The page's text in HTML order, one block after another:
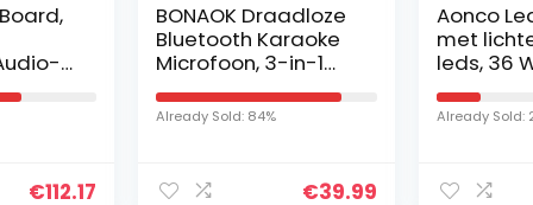
in-1
€39.99
Aonco Led-uv-lamp
met lichteffect, 12
leds, 36 W
Already Sold: 20%
€39.99
PFDTS
Mixing
Bluetooth
Record
Effect 4
Already Sold: